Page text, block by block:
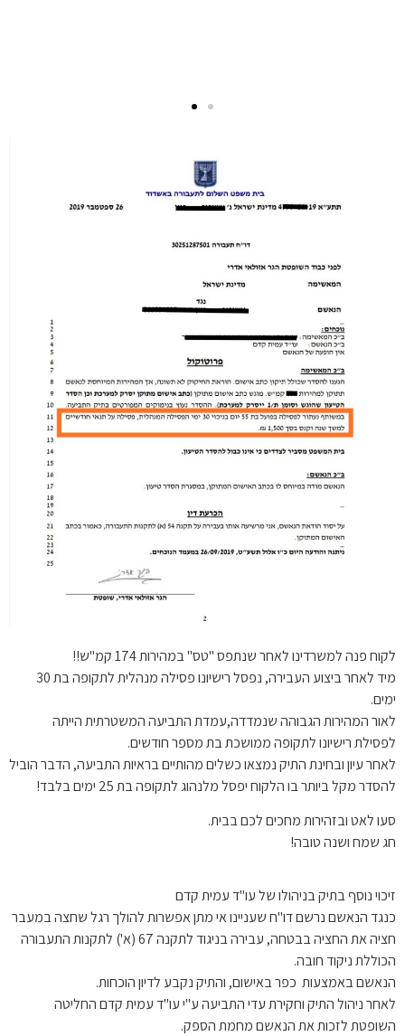
לקוח פנה למשרדינו לאחר שנתפס "טס" במהירות 174 קמ"ש!!
מיד לאחר ביצוע העבירה, נפסל רישיונו פסילה מנהלית לתקופה בת 30
ימים.
לאור המהירות הגבוהה שנמדדה,עמדת התביעה המשטרתית הייתה
לפסילת רישיונו לתקופה ממושכת בת מספר חודשים.
לאחר עיון ובחינת התיק נמצאו כשלים מהותיים בראיות התביעה, הדבר הוביל
להסדר מקל ביותר בו הלקוח יפסל מלנהוג לתקופה בת 25 ימים בלבד!
סעו לאט ובזהירות מחכים לכם בבית.
חג שמח ושנה טובה!
זיכוי נוסף בתיק בניהולו של עו"ד עמית קדם
כנגד הנאשם נרשם דו"ח שעניינו אי מתן אפשרות להולך רגל שחצה במעבר
חציה את החציה בבטחה, עבירה בניגוד לתקנה 67 (א') לתקנות התעבורה
הכוללת ניקוד חובה.
הנאשם באמצעות כפר באישום, והתיק נקבע לדיון הוכחות.
לאחר ניהול התיק וחקירת עדי התביעה ע"י עו"ד עמית קדם החליטה
השופטת לזכות את הנאשם מחמת הספק.